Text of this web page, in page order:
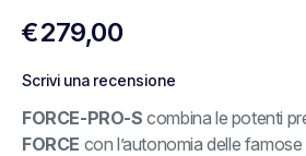
€279,00
Scrivi una recensione
FORCE-PRO-S combina le potenti
FORCE con l’autonomia delle